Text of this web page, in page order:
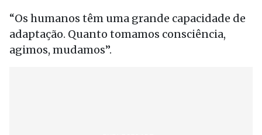
“Os humanos têm uma grande capacidade de
adaptação. Quanto tomamos consciência,
agimos, mudamos”.